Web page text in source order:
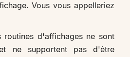
Vous vous appelleriez
d'affichages ne sont
ne supportent pas d'être